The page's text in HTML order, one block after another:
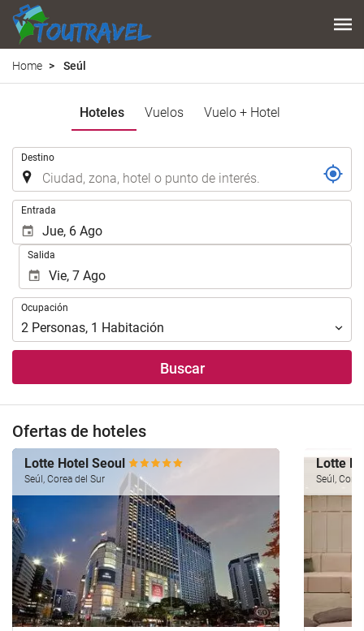
Home Seúl
Hoteles Vuelos Vuelo + Hotel
Destino
Entrada
Salida
Ocupación
Ocupación
2 Personas, 1 Habitación
Buscar
Ofertas de hoteles
Lotte Hotel Seoul
Seúl, Corea del Sur
Lotte
Seúl,